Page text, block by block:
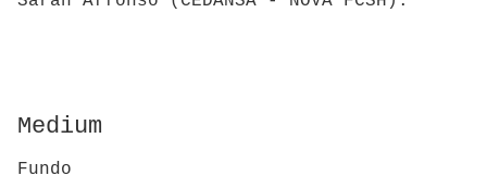
Medium
Fundo